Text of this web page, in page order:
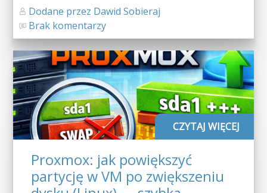
Dodane przez Dawid Sobieraj
Brak komentarzy
CZYTAJ WIĘCEJ
Proxmox: jak powiększyć
partycję w VM po zwiększeniu